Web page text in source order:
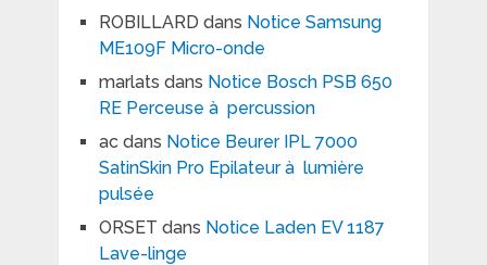
ROBILLARD dans Notice Samsung
ME109F Micro-onde
marlats dans Notice Bosch PSB 650
RE Perceuse à percussion
acdans Notice Beurer IPL 7000
SatinSkin Pro Epilateur à lumière
pulsée
ORSET dans Notice Laden EV 1187
Lave-linge